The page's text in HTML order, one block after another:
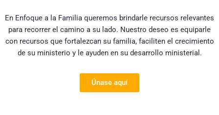
En Enfoque a la Familia queremos brindarle recursos relevantes
para recorrer el camino a su lado. Nuestro deseo es equiparle
con recursos que fortalezcan su familia, faciliten el crecimiento
de su ministerio y le ayuden en su desarrollo ministerial.
Únase aquí